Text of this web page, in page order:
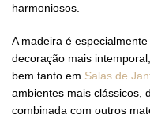
harmoniosos.
A madeira é
decoração mais
bem tanto em Salas de
ambientes mais clássicos,
combinada com outros